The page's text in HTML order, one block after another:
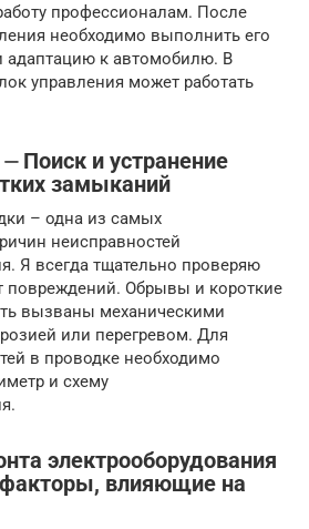
профессионалам. После
необходимо выполнить его
адаптацию к автомобилю. В
управления может работать
Поиск и устранение
замыканий
– одна из самых
неисправностей
Я всегда тщательно проверяю
повреждений. Обрывы и короткие
вызваны механическими
или перегревом. Для
в проводке необходимо
и схему
электрооборудования
влияющие на